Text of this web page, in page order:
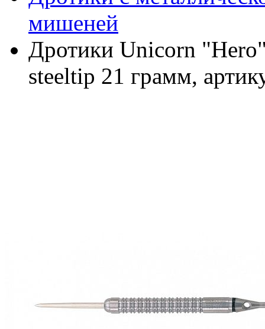
мишеней
Дротики Unicorn
steeltip 21 грамм,